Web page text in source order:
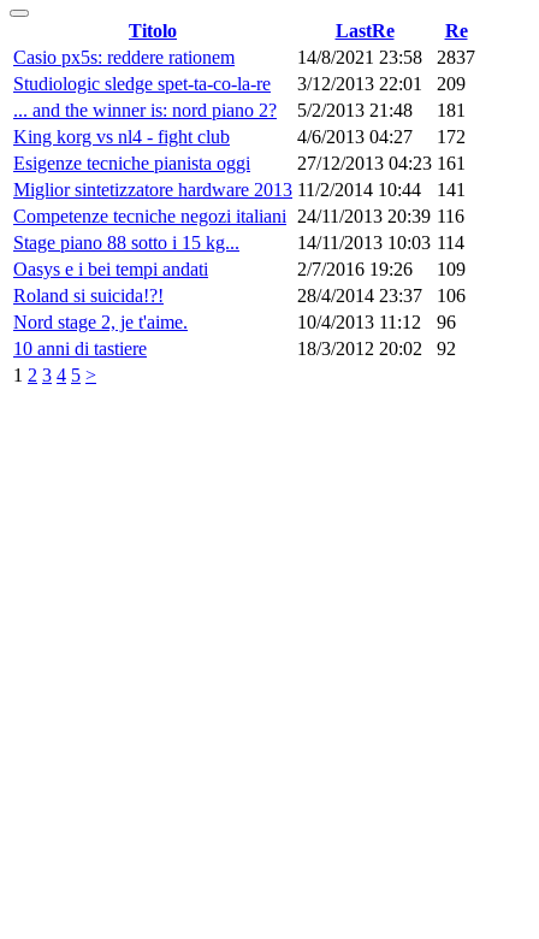
Titolo LastRe Re
1 2 3 4 5 >
Casio px5s: reddere rationem 14/8/2021 23:58
2837
Studiologic sledge spet-ta-co-la-re
3/12/2013 22:01
209
... and the winner is: nord piano 2?
5/2/2013 21:48
181
King korg vs nl4 - fight club
4/6/2013 04:27
172
Esigenze tecniche pianista oggi
27/12/2013 04:23 161
Miglior sintetizzatore hardware 2013 11/2/2014 10:44
141
Competenze tecniche negozi italiani
24/11/2013 20:39 116
Stage piano 88 sotto i 15 kg...
14/11/2013 10:03 114
Oasys e i bei tempi andati
2/7/2016 19:26
109
Roland si suicida!?!
28/4/2014 23:37
106
Nord stage 2, je t'aime.
10/4/2013 11:12
96
10 anni di tastiere
18/3/2012 20:02 92